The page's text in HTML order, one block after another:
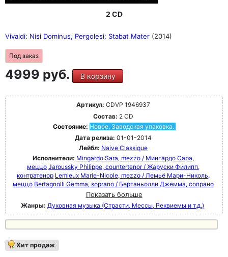
2 CD
Vivaldi: Nisi Dominus, Pergolesi: Stabat Mater (2014)
Под заказ
4999 руб. В корзину
Артикул: CDVP 1946937
Состав: 2 CD
Состояние: Новое. Заводская упаковка.
Дата релиза: 01-01-2014
Лейбл: Naive Classique
Исполнители: Mingardo Sara, mezzo / Мингардо Сара,
меццо Jaroussky Philippe, countertenor / Жаруски Филипп,
контратенор Lemieux Marie-Nicole, mezzo / Лемьё Мари-Николь,
меццо Bertagnolli Gemma, soprano / Бертаньолли Джемма, сопрано
Показать больше
Жанры: Духовная музыка (Страсти, Мессы, Реквиемы и т.д.)
Хит продаж